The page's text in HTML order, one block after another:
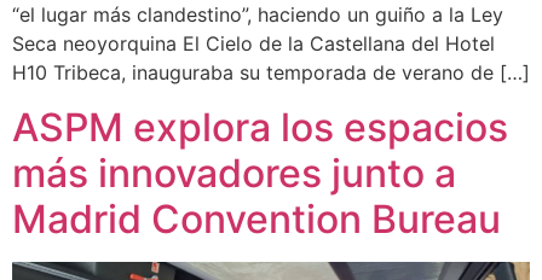
“el lugar más clandestino”, haciendo un guiño a la Ley
Seca neoyorquina El Cielo de la Castellana del Hotel
H10 Tribeca, inauguraba su temporada de verano de […]
ASPM explora los espacios
más innovadores junto a
Madrid Convention Bureau